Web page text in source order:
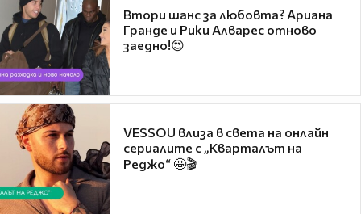
Втори шанс за любовта? Ариана
Гранде и Рики Алварес отново
заедно!😍
VESSOU влиза в света на онлайн
сериалите с „Кварталът на
Реджо“ 🤩🎬